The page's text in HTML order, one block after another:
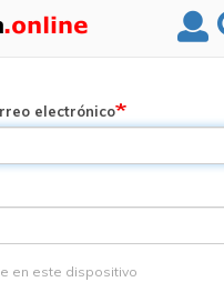
electrónico
en este dispositivo